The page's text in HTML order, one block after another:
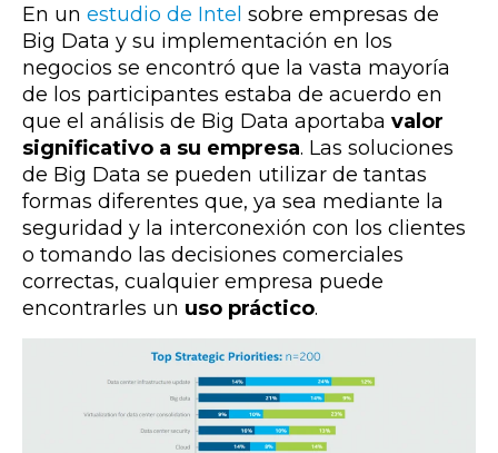
En un estudio de Intel sobre empresas de
Big Data y su implementación en los
negocios se encontró que la vasta mayoría
de los participantes estaba de acuerdo en
que el análisis de Big Data aportaba valor
significativo a su empresa. Las soluciones
de Big Data se pueden utilizar de tantas
formas diferentes que, ya sea mediante la
seguridad y la interconexión con los clientes
o tomando las decisiones comerciales
correctas, cualquier empresa puede
encontrarles un uso práctico.